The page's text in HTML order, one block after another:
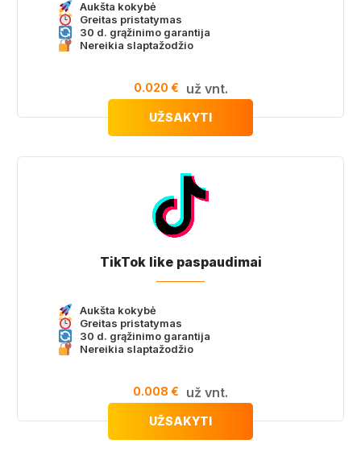
Aukšta kokybė
Greitas pristatymas
30 d. grąžinimo garantija
Nereikia slaptažodžio
0.020 € už vnt.
UŽSAKYTI
TikTok like paspaudimai
Aukšta kokybė
Greitas pristatymas
30 d. grąžinimo garantija
Nereikia slaptažodžio
0.008 € už vnt.
UŽSAKYTI